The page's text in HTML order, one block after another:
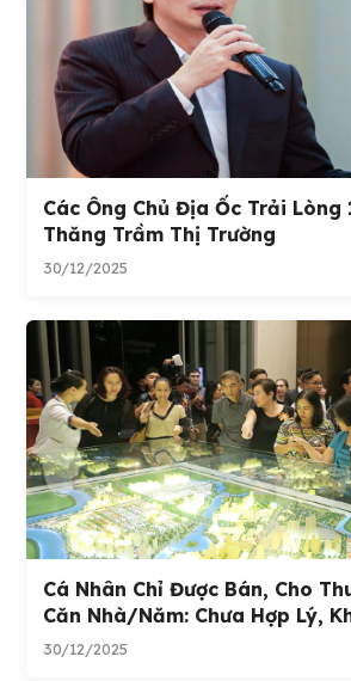
Các Ông Chủ Địa Ốc Trải Lòng
Thăng Trầm Thị Trường
30/12/2025
Cá Nhân Chỉ Được Bán, Cho
Căn Nhà/năm: Chưa Hợp Lý,
30/12/2025